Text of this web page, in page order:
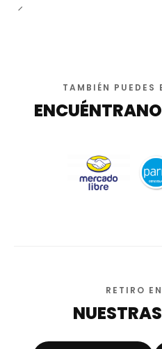
TAMBIÉN PUEDES
RETIRO